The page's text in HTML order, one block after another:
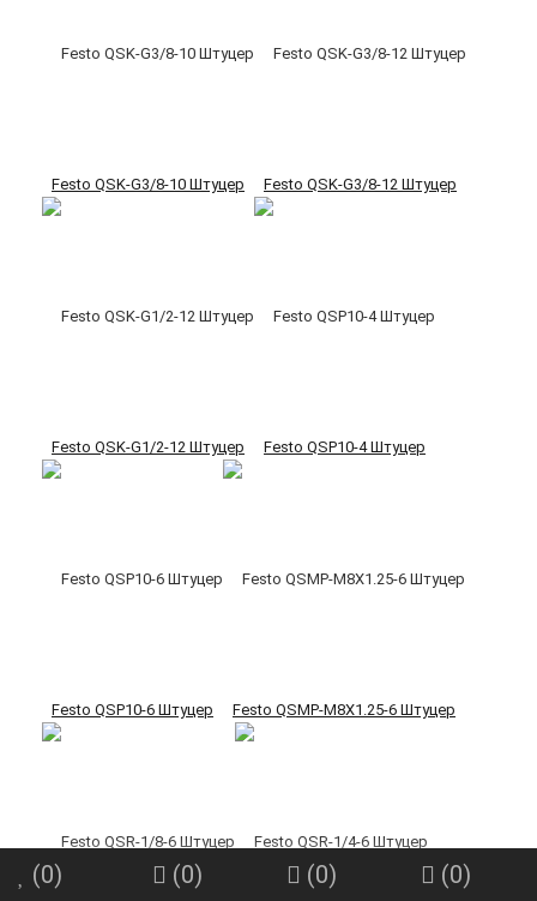
Festo QSK-G3/8-10 Штуцер Festo QSK-G3/8-12 Штуцер
Festo QSK-G1/2-12 Штуцер Festo QSP10-4 Штуцер
Festo QSP10-6 Штуцер Festo QSMP-M8X1.25-6 Штуцер
(0) (0) (0) (0)